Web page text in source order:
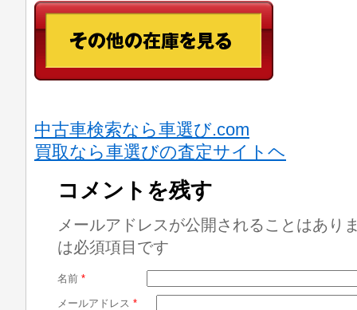
中古車検索なら車選び.com
買取なら車選びの査定サイトヘ
コメントを残す
メールアドレスが公開されることはあり
は必須項目です
名前 *
メールアドレス *